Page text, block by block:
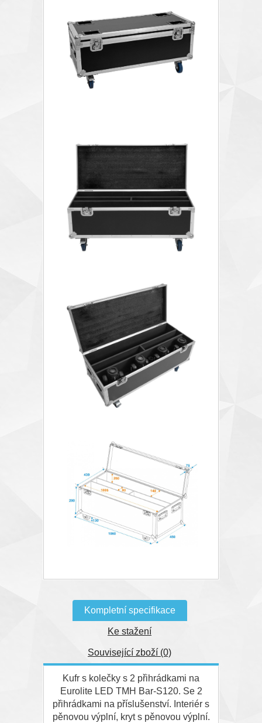
Kompletní specifikace
Ke stažení
Související zboží (0)
Kufr s kolečky s 2 přihrádkami na
Eurolite LED TMH Bar-S120. Se 2
přihrádkami na příslušenství. Interiér s
pěnovou výplní, kryt s pěnovou výplní.